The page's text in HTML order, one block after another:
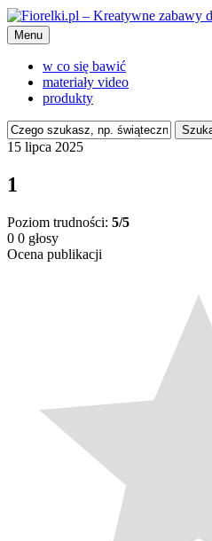
Menu
w co się bawić
materiały video
produkty
15 lipca 2025
1
Poziom trudności: 5/5
0 0 głosy
Ocena publikacji